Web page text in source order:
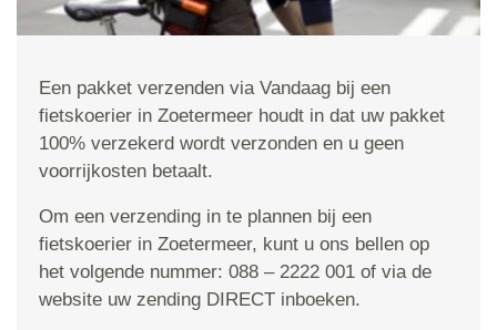
Een pakket verzenden via Vandaag bij een
fietskoerier in Zoetermeer houdt in dat uw pakket
100% verzekerd wordt verzonden en u geen
voorrijkosten betaalt.
Om een verzending in te plannen bij een
fietskoerier in Zoetermeer, kunt u ons bellen op
het volgende nummer: 088 – 2222 001 of via de
website uw zending DIRECT inboeken.